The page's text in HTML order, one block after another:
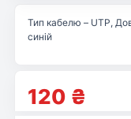
120 ₴
Тип кабелю – UTP,
синій